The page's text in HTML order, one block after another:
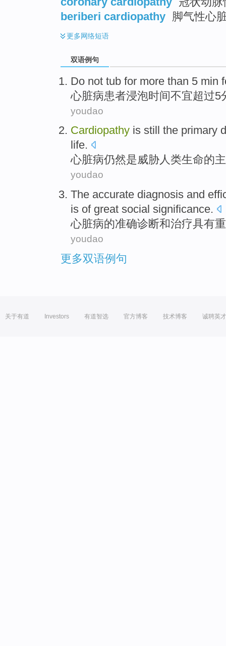
beriberi cardiopathy 脚气性心
更多网络短语
双语例句
Do not tub for more than 5 min
心脏病患者浸泡时间不宜超过5
youdao
Cardiopathy is still the primary
life.
心脏病仍然是威胁人类生命的
youdao
The accurate diagnosis and
is ofgreat social significance.
心脏病的准确诊断和治疗具有
youdao
更多双语例句
关于有道 Investors 有道智选 官方博客 技术博客 诚聘英才